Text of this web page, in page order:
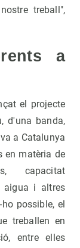
treball",
a
el projecte
d'una banda,
a Catalunya
en matèria de
capacitat
aigua i altres
possible, el
treballen en
entre elles